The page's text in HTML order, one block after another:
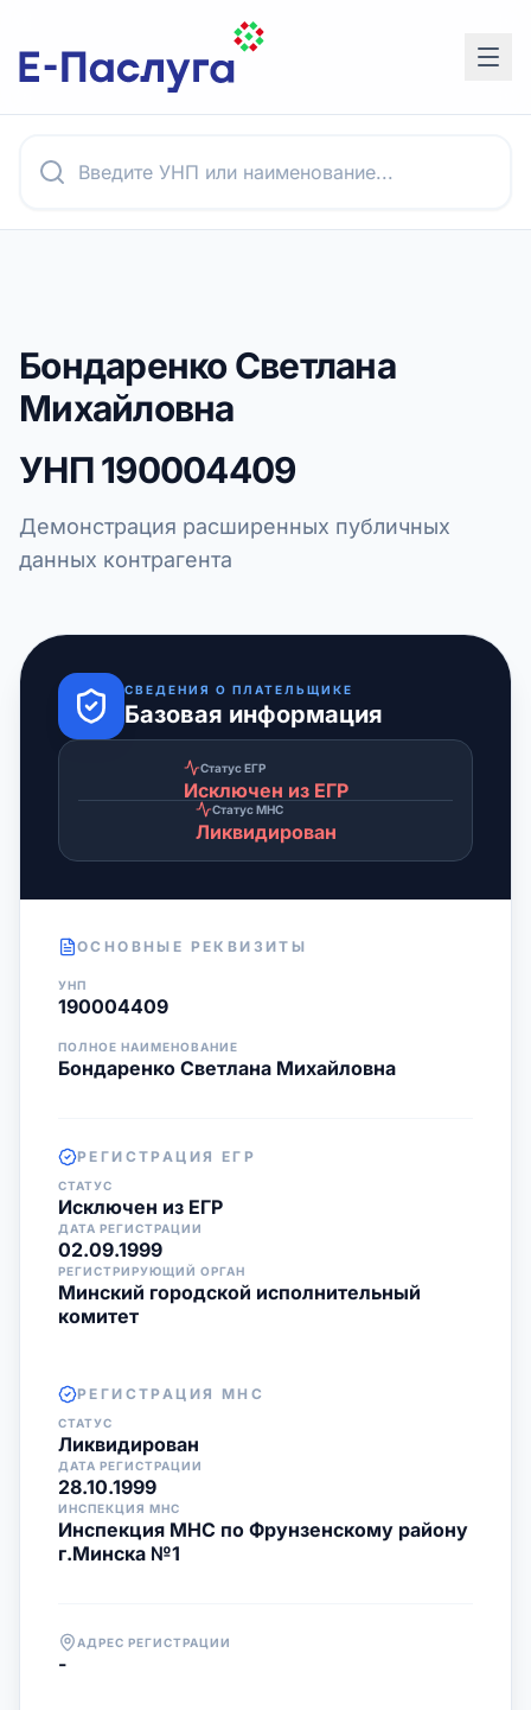
Бондаренко Светлана
Михайловна
УНП190004409
Демонстрация расширенных публичных
данных контрагента
СВЕДЕНИЯ О ПЛАТЕЛЬЩИКЕ
Базовая информация
Статус ЕГР
Исключен из ЕГР
Статус МНС
Ликвидирован
ОСНОВНЫЕ РЕКВИЗИТЫ
УНП
190004409
ПОЛНОЕ НАИМЕНОВАНИЕ
Бондаренко Светлана Михайловна
РЕГИСТРАЦИЯ ЕГР
СТАТУС
Исключен из ЕГР
ДАТА РЕГИСТРАЦИИ
02.09.1999
РЕГИСТРИРУЮЩИЙ ОРГАН
Минский городской исполнительный
комитет
РЕГИСТРАЦИЯ МНС
СТАТУС
Ликвидирован
ДАТА РЕГИСТРАЦИИ
28.10.1999
ИНСПЕКЦИЯ МНС
Инспекция МНС по Фрунзенскому району
г.Минска №1
АДРЕС РЕГИСТРАЦИИ
-